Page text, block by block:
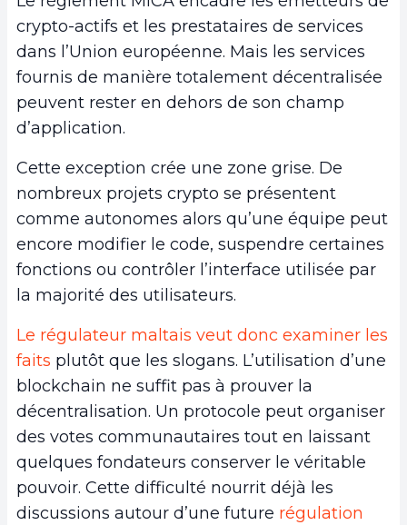
crypto-actifs et les prestataires de services
dans l’Union européenne. Mais les services
fournis de manière totalement décentralisée
peuvent rester en dehors de son champ
d’application.
Cette exception crée une zone grise. De
nombreux projets crypto se présentent
comme autonomes alors qu’une équipe peut
encore modifier le code, suspendre certaines
fonctions ou contrôler l’interface utilisée par
la majorité des utilisateurs.
Le régulateur maltais veut donc examiner les
faits plutôt que les slogans. L’utilisation d’une
blockchain ne suffit pas à prouver la
décentralisation. Un protocole peut organiser
des votes communautaires tout en laissant
quelques fondateurs conserver le véritable
pouvoir. Cette difficulté nourrit déjà les
discussions autour d’une future régulation